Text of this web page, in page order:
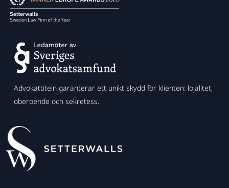
Advokattiteln garanterar ett unikt skydd för klienten: lojalitet,
oberoende och sekretess.